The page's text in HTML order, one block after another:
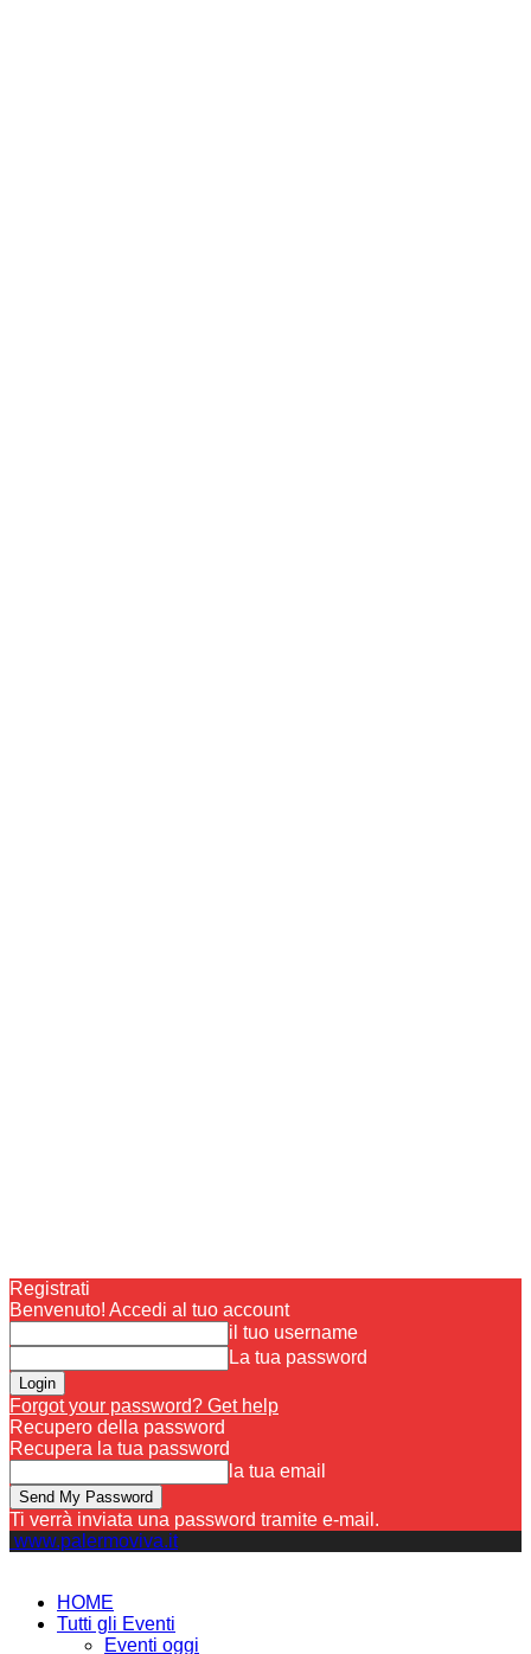
Registrati
Benvenuto! Accedi al tuo account
il tuo username
La tua password
Forgot your password? Get help
Recupero della password
Recupera la tua password
la tua email
Ti verrà inviata una password tramite e-mail.
www.palermoviva.it
HOME
Tutti gli Eventi
Eventi oggi